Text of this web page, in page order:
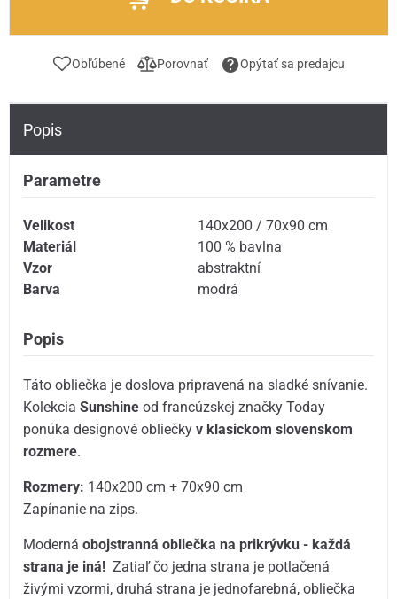
Obľúbené Porovnať Opýtať sa predajcu
Popis
Parametre
Velikost
140x200 / 70x90 cm
Materiál
100 % bavlna
Vzor
abstraktní
Barva
modrá
Popis
Táto obliečka je doslova pripravená na sladké snívanie.
KolekciaSunshineod francúzskej značky Today
ponúka designové obliečkyv klasickom slovenskom
rozmere.
Rozmery: 140x200 cm + 70x90 cm
Zapínanie na zips.
Modernáobojstranná obliečka na prikrývku - každá
strana je iná!Zatiaľ čo jedna strana je potlačená
živými vzormi, druhá strana je jednofarebná, obliečka